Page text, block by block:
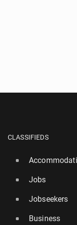
CLASSIFIEDS
Jobs
Jobseekers
Business